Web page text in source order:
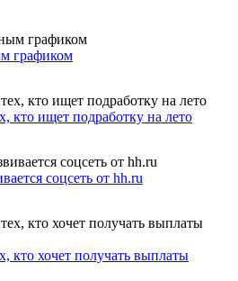
графиком
кто ищет подработку на лето
соцсеть от hh.ru
кто хочет получать выплаты